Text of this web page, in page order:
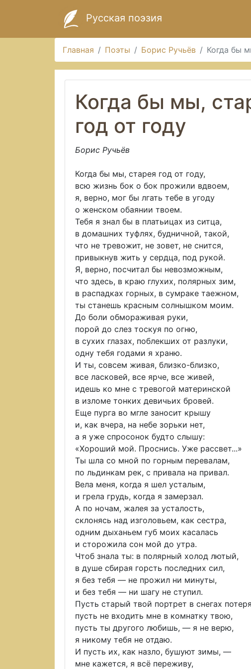
Русская поэзия
Главная Поэты Борис Ручьёв Когда бы
Когда бы мы,
год от году
Борис Ручьёв
Когда бы мы, старея год от году,
всю жизнь бок о бок прожили вдвоем,
я, верно, мог бы лгать тебе в угоду
о женском обаянии твоем.
Тебя я знал бы в платьицах из ситца,
в домашних туфлях, будничной, такой,
что не тревожит, не зовет, не снится,
привыкнув жить у сердца, под рукой.
Я, верно, посчитал бы невозможным,
что здесь, в краю глухих, полярных зим,
в распадках горных, в сумраке таежном,
ты станешь красным солнышком моим.
До боли обмораживая руки,
порой до слез тоскуя по огню,
в сухих глазах, поблекших от разлуки,
одну тебя годами я храню.
И ты, совсем живая, близко-близко,
все ласковей, все ярче, все живей,
идешь ко мне с тревогой материнской
в изломе тонких девичьих бровей.
Еще пурга во мгле заносит крышу
и, как вчера, на небе зорьки нет,
а я уже спросонок будто слышу:
«Хороший мой. Проснись. Уже рассвет...»
Ты шла со мной по горным перевалам,
по льдинкам рек, с привала на привал.
Вела меня, когда я шел усталым,
и грела грудь, когда я замерзал.
А по ночам, жалея за усталость,
склонясь над изголовьем, как сестра,
одним дыханьем губ моих касалась
и сторожила сон мой до утра.
Чтоб знала ты: в полярный холод лютый,
в душе сбирая горсть последних сил,
я без тебя — не прожил ни минуты,
и без тебя — ни шагу не ступил.
Пусть старый твой портрет в снегах
пусть не входить мне в комнатку твою,
пусть ты другого любишь, — я не верю,
я никому тебя не отдаю.
И пусть их, как назло, бушуют зимы, —
мне кажется, я всё переживу,